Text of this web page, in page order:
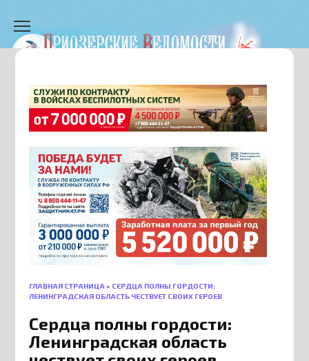
содержанию
ГЛАВНАЯ СТРАНИЦА » СЕРДЦА ПОЛНЫ ГОРДОСТИ:
ЛЕНИНГРАДСКАЯ ОБЛАСТЬ ЧЕСТВУЕТ СВОИХ ГЕРОЕВ
Сердца полны гордости:
Ленинградская область